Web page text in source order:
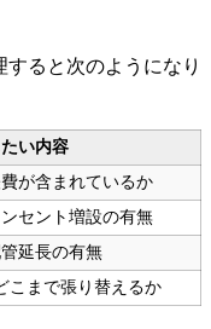
ると次のようになり
い内容
が含まれているか
セント増設の有無
延長の有無
こまで張り替えるか